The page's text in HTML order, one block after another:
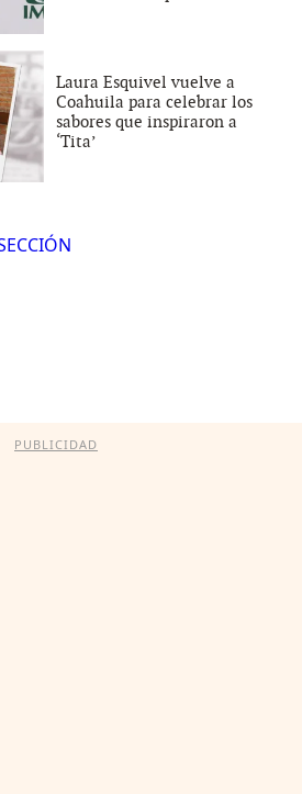
Laura Esquivel vuelve a
Coahuila para celebrar los
sabores que inspiraron a
‘Tita’
PUBLICIDAD